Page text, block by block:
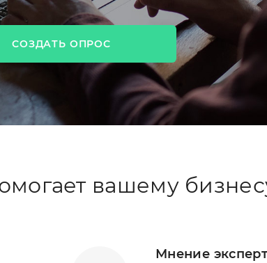
СОЗДАТЬ ОПРОС
вашему
Мнение